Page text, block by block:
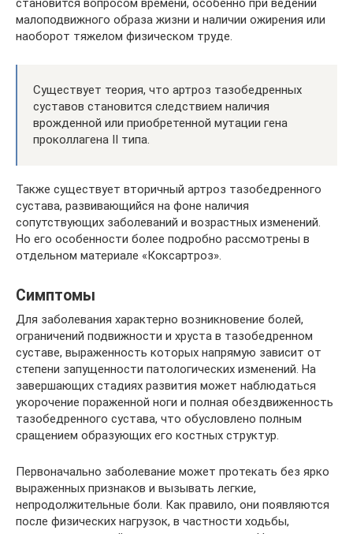
становится вопросом времени, особенно при ведении
малоподвижного образа жизни и наличии ожирения или
наоборот тяжелом физическом труде.
Существует теория, что артроз тазобедренных
суставов становится следствием наличия
врожденной или приобретенной мутации гена
проколлагена II типа.
Также существует вторичный артроз тазобедренного
сустава, развивающийся на фоне наличия
сопутствующих заболеваний и возрастных изменений.
Но его особенности более подробно рассмотрены в
отдельном материале «Коксартроз».
Симптомы
Для заболевания характерно возникновение болей,
ограничений подвижности и хруста в тазобедренном
суставе, выраженность которых напрямую зависит от
степени запущенности патологических изменений. На
завершающих стадиях развития может наблюдаться
укорочение пораженной ноги и полная обездвиженность
тазобедренного сустава, что обусловлено полным
сращением образующих его костных структур.
Первоначально заболевание может протекать без ярко
выраженных признаков и вызывать легкие,
непродолжительные боли. Как правило, они появляются
после физических нагрузок, в частности ходьбы,